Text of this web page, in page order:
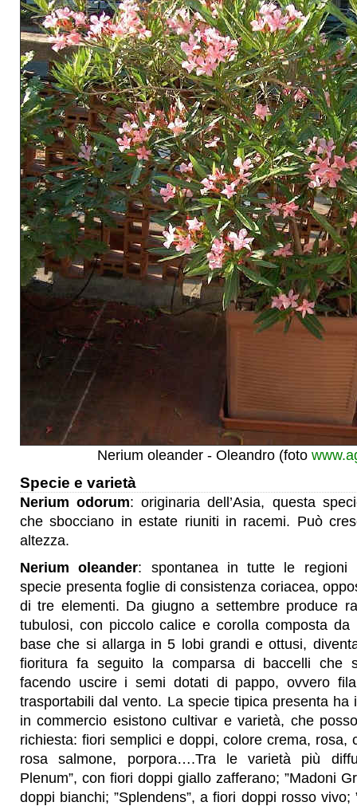
Nerium oleander - Oleandro (foto
Specie e varietà
Nerium odorum: originaria dell’Asia, questa
che sbocciano in estate riuniti in racemi. Può
altezza.
Nerium oleander: spontanea in tutte le regioni
specie presenta foglie di consistenza coriacea,
di tre elementi. Da giugno a settembre produce
tubulosi, con piccolo calice e corolla composta
base che si allarga in 5 lobi grandi e ottusi,
fioritura fa seguito la comparsa di baccelli che
facendo uscire i semi dotati di pappo, ovvero
trasportabili dal vento. La specie tipica presenta ha
in commercio esistono cultivar e varietà, che
richiesta: fiori semplici e doppi, colore crema, rosa,
rosa salmone, porpora….Tra le varietà più
Plenum”, con fiori doppi giallo zafferano; ”Madoni
doppi bianchi; ”Splendens”, a fiori doppi rosso vivo;